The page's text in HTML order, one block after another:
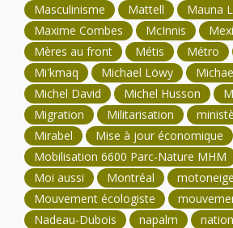
Masculinisme
Mattell
Mauna
Maxime Combes
McInnis
Mères au front
Métis Métro
Mi'kmaq
Michael Löwy
Michel David
Michel Husson
Migration
Militarisation
Mirabel
Mise à jour économique
Mobilisation 6600 Parc-Nature MHM
Moi aussi
Montréal
motoneige
Mouvement écologiste
Nadeau-Dubois
napalm